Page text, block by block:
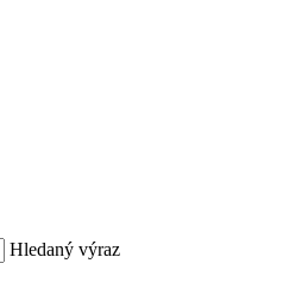
Hledaný výraz